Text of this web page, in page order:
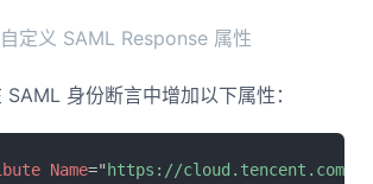
定义 SAML Response 属性
身份断言中增加以下属性：
Name="https://cloud.tencent.com/